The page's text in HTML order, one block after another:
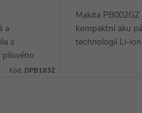
a
s
Kód: DPB183Z
Makita PB002GZ
kompaktní aku
technologií Li-
dlouhou výdrž